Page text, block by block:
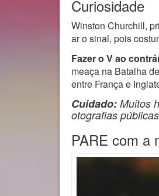
Curiosidade
Winston Churchill,
ar o sinal, pois
Fazer o V ao
meaça na Batalha
entre França e
Cuidado: Muitos
otografias
PARE com a